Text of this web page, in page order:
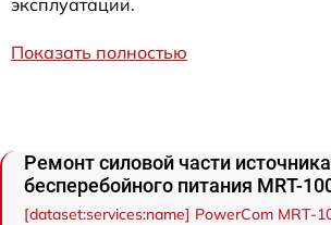
эксплуатации.
Показать полностью
Ремонт силовой части источника
бесперебойного питания MRT-
[dataset:services:name] PowerCom MRT-